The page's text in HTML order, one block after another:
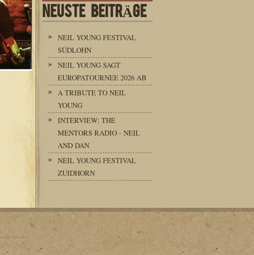
NEUSTE BEITRÄGE
NEIL YOUNG FESTIVAL
SÜDLOHN
NEIL YOUNG SAGT
EUROPATOURNEE 2026 AB
A TRIBUTE TO NEIL
YOUNG
INTERVIEW: THE
MENTORS RADIO - NEIL
AND DAN
NEIL YOUNG FESTIVAL
ZUIDHORN